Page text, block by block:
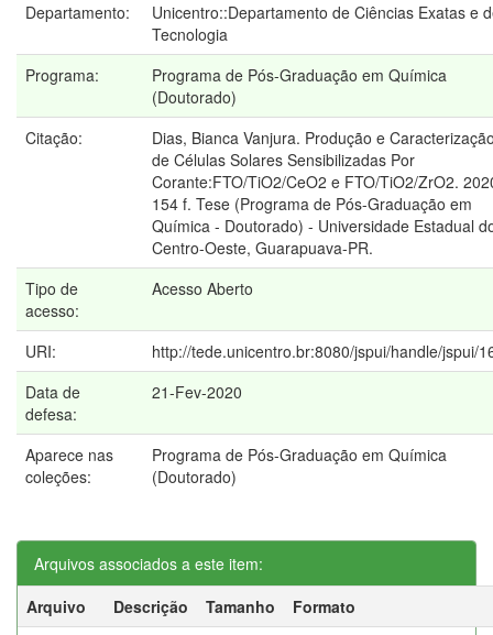
Departamento:
Unicentro::Departamento de Ciências Exatas e
Tecnologia
Programa:
Programa de Pós-Graduação em Química
(Doutorado)
Citação:
Dias, Bianca Vanjura. Produção e
de Células Solares Sensibilizadas Por
Corante:FTO/TiO2/CeO2 e FTO/TiO2/ZrO2.
154 f. Tese (Programa de Pós-Graduação em
Química - Doutorado) - Universidade Estadual
Centro-Oeste, Guarapuava-PR.
Tipo de
acesso:
Acesso Aberto
URI:
http://tede.unicentro.br:8080/jspui/handle/jspui/
Data de
defesa:
21-Fev-2020
Aparece nas
coleções:
Programa de Pós-Graduação em Química
(Doutorado)
Arquivos associados a este item:
Arquivo
Descrição Tamanho Formato